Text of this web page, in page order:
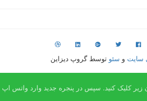
سایت و سئو توسط گروپ دیزاین
زیر کلیک کنید. سپس در پنجره جدید وارد واتس اپ